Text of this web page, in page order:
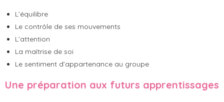
L’équilibre
Le contrôle de ses mouvements
L’attention
La maîtrise de soi
Le sentiment d’appartenance au groupe
Une préparation aux futurs apprentissages